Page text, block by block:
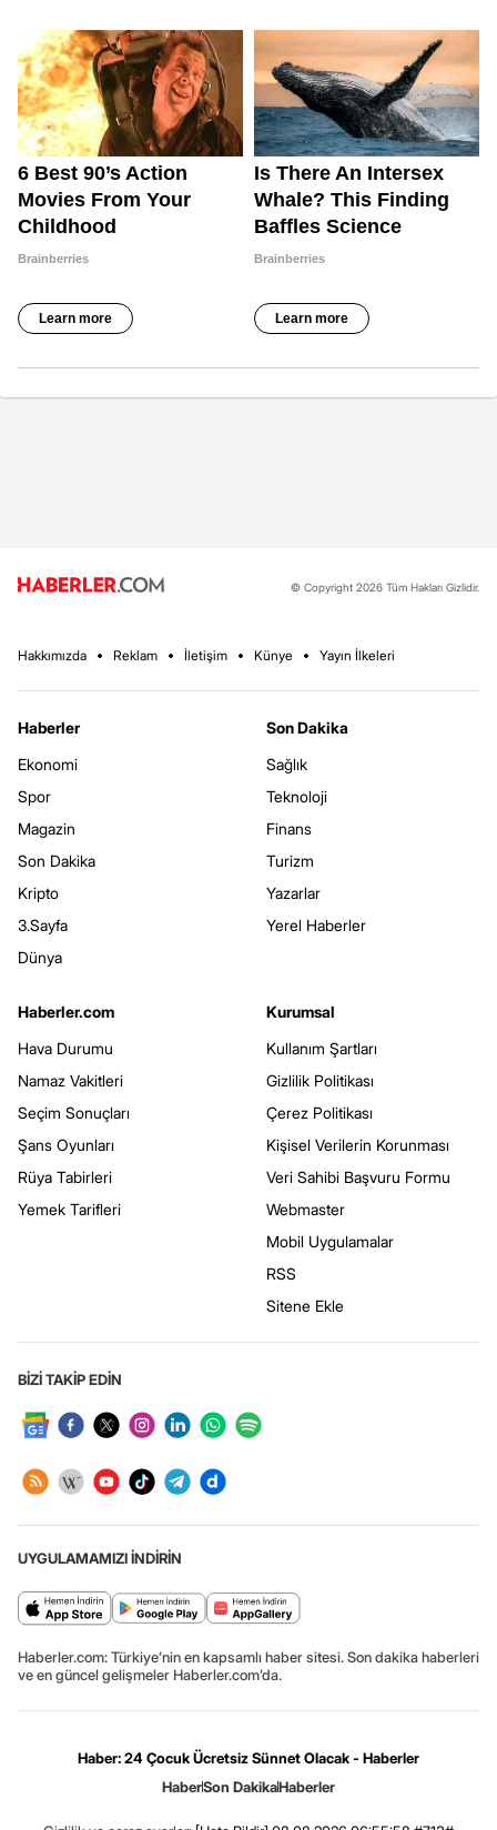
© Copyright 2026 Tüm Hakları Gizlidir.
Hakkımızda Reklam İletişim Künye Yayın İlkeleri
Haberler
Ekonomi
Spor
Magazin
Son Dakika
Kripto
3.Sayfa
Dünya
Son Dakika
Sağlık
Teknoloji
Finans
Turizm
Yazarlar
Yerel Haberler
Haberler.com
Hava Durumu
Namaz Vakitleri
Seçim Sonuçları
Şans Oyunları
Rüya Tabirleri
Yemek Tarifleri
Kurumsal
Kullanım Şartları
Gizlilik Politikası
Çerez Politikası
Kişisel Verilerin Korunması
Veri Sahibi Başvuru Formu
Webmaster
Mobil Uygulamalar
RSS
Sitene Ekle
BİZİ TAKİP EDİN
UYGULAMAMIZI İNDİRİN
Haberler.com: Türkiye’nin en kapsamlı haber sitesi. Son dakika haberleri
ve en güncel gelişmeler Haberler.com’da.
Haber: 24 Çocuk Ücretsiz Sünnet Olacak - Haberler
HaberSon DakikaHaberler